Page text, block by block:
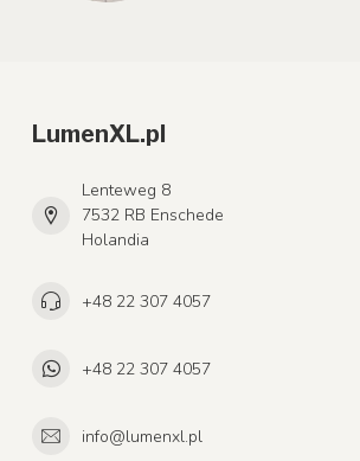
LumenXL.pl
Lenteweg 8
7532 RB Enschede
Holandia
+48 22 307 4057
+48 22 307 4057
info@lumenxl.pl